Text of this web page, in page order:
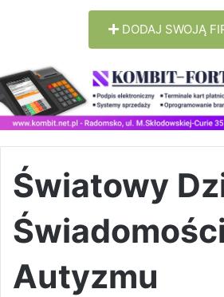
DODAJ SWOJĄ
Światowy
Świadomości
Autyzmu